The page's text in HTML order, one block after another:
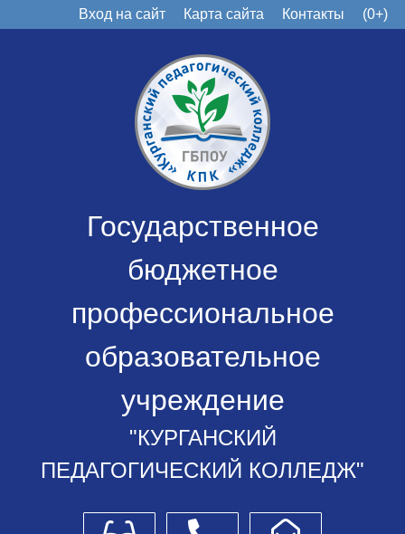
Вход на сайт Карта сайта Контакты (0+)
Государственное
бюджетное
профессиональное
образовательное
учреждение
"КУРГАНСКИЙ
ПЕДАГОГИЧЕСКИЙ КОЛЛЕДЖ"